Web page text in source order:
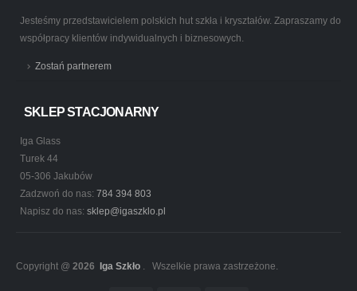
Jesteśmy przedstawicielem polskich hut szkła i kryształów. Zapraszamy do
współpracy klientów indywidualnych i biznesowych.
Zostań partnerem
SKLEP STACJONARNY
Iga Glass
Turek 44
05-306 Jakubów
Zadzwoń do nas: 784 394 803
Napisz do nas: sklep@igaszklo.pl
Copyright @ 2026 Iga Szkło . Wszelkie prawa zastrzeżone.